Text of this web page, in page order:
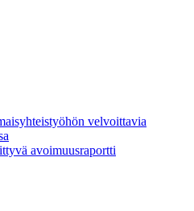
velvoittavia
avoimuusraportti